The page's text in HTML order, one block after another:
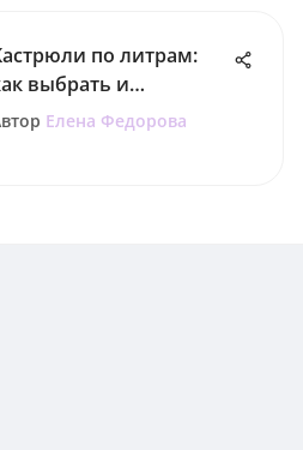
по литрам:
выбрать и
Елена Федорова